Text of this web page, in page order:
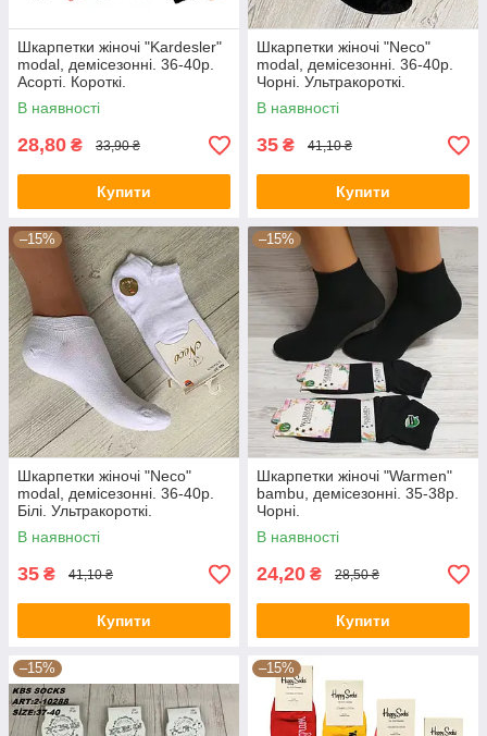
Шкарпетки жіночі "Kardesler"
modal, демісезонні. 36-40р.
Асорті. Короткі.
В наявності
28,80 ₴ 33,90 ₴
Купити
Шкарпетки жіночі "Neco"
modal, демісезонні. 36-40р.
Чорні. Ультракороткі.
В наявності
35 ₴ 41,10 ₴
Купити
–15%
Шкарпетки жіночі "Neco"
modal, демісезонні. 36-40р.
Білі. Ультракороткі.
В наявності
35 ₴ 41,10 ₴
Купити
–15%
Шкарпетки жіночі "Warmen"
bambu, демісезонні. 35-38р.
Чорні.
В наявності
24,20 ₴ 28,50 ₴
Купити
–15% –15%